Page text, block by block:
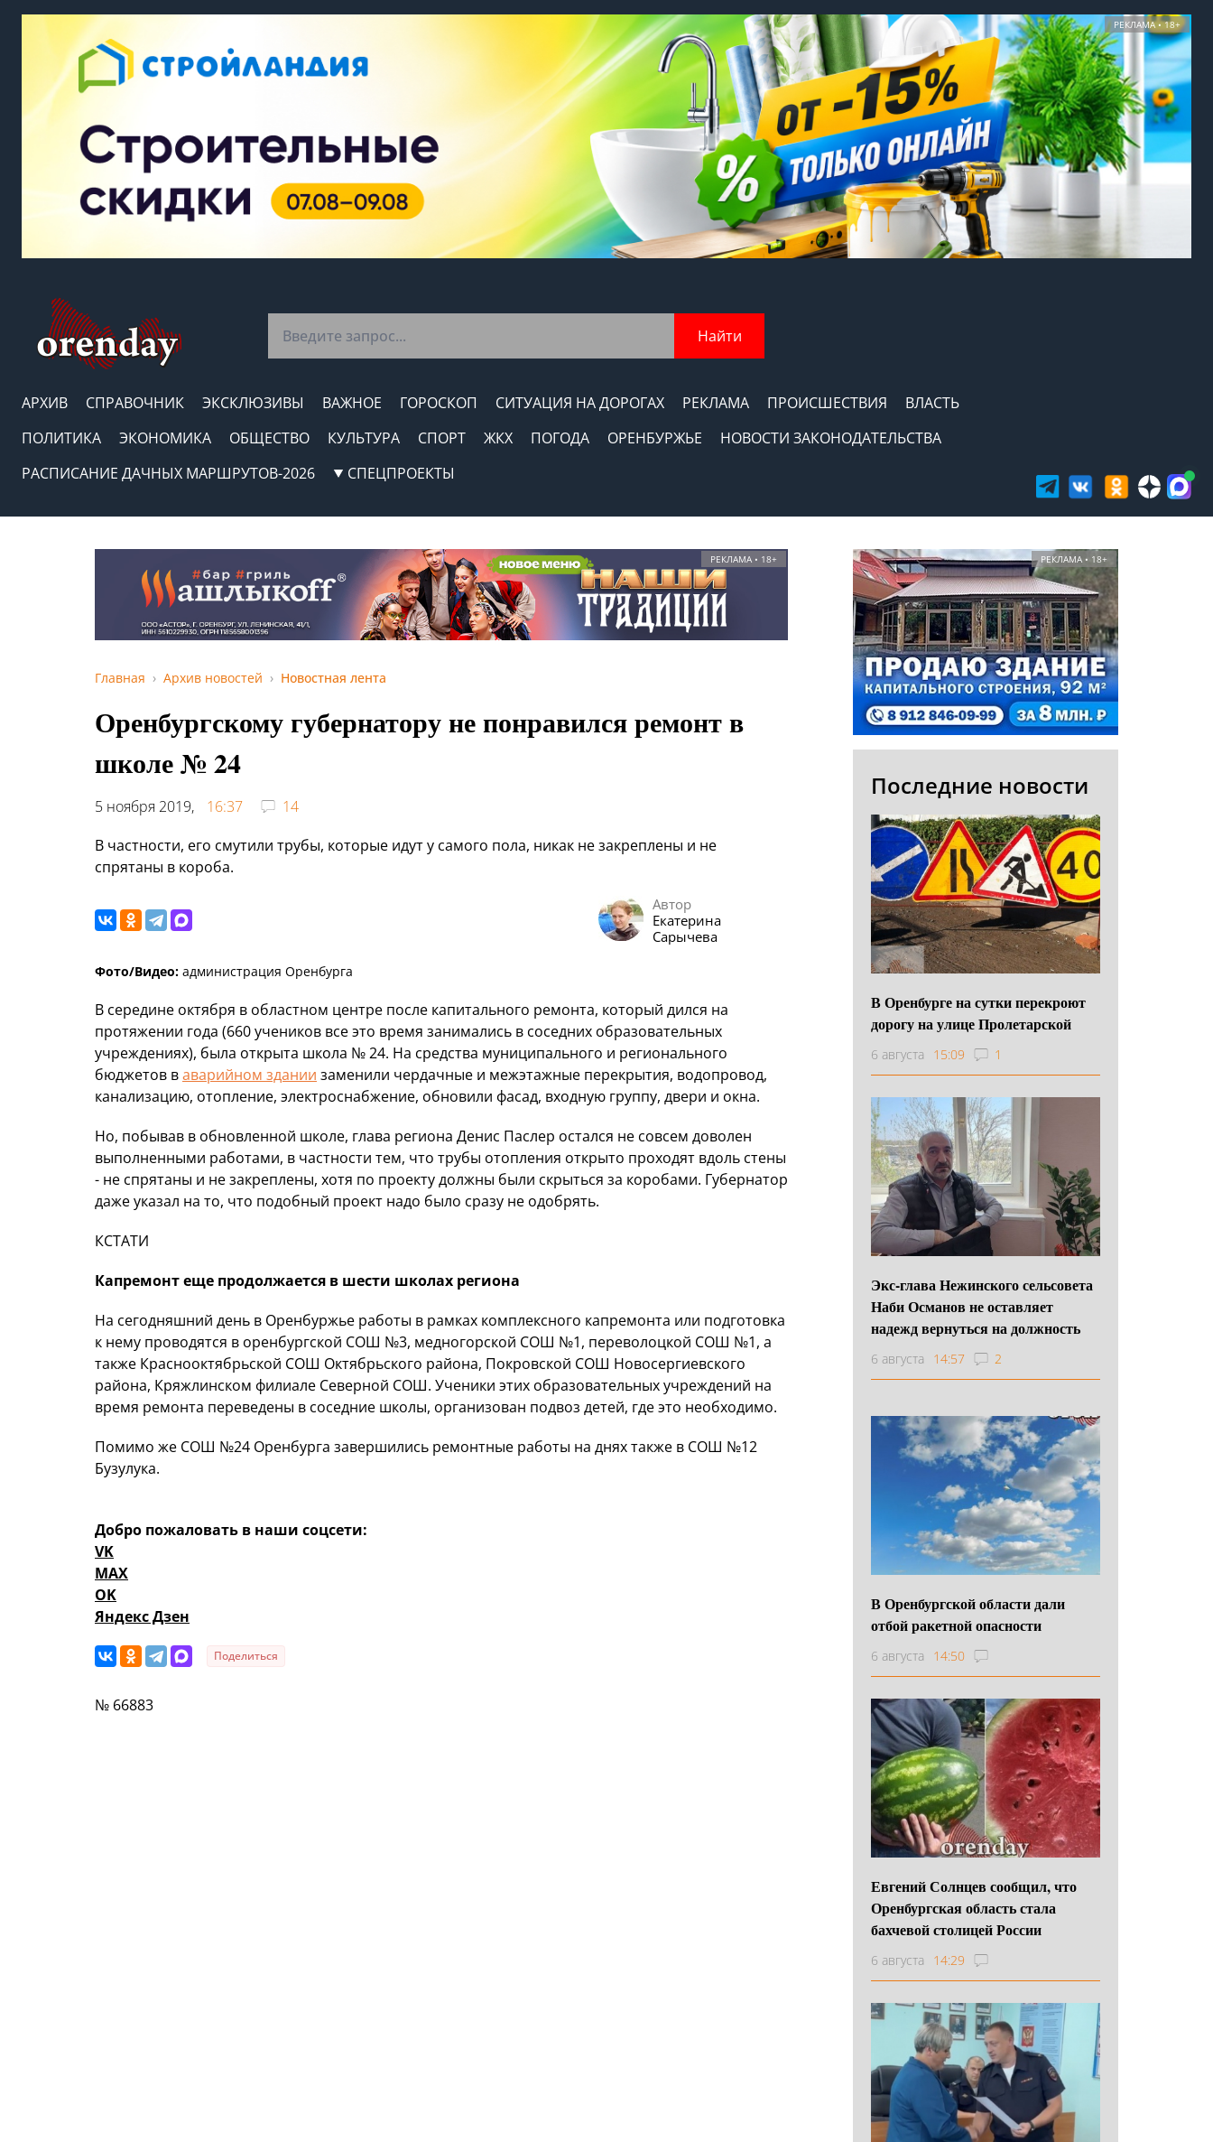
РЕКЛАМА • 18+
Найти
АРХИВ СПРАВОЧНИК ЭКСКЛЮЗИВЫ ВАЖНОЕ ГОРОСКОП СИТУАЦИЯ НА ДОРОГАХ РЕКЛАМА ПРОИСШЕСТВИЯ
ВЛАСТЬ
ПОЛИТИКА
ЭКОНОМИКА ОБЩЕСТВО КУЛЬТУРА СПОРТ ЖКХ ПОГОДА ОРЕНБУРЖЬЕ
НОВОСТИ ЗАКОНОДАТЕЛЬСТВА
РАСПИСАНИЕ ДАЧНЫХ МАРШРУТОВ-2026
СПЕЦПРОЕКТЫ
РЕКЛАМА • 18+
Главная Архив новостей Новостная лента
Оренбургскому губернатору не понравился ремонт в
школе № 24
5 ноября 2019, 16:37
14
В частности, его смутили трубы, которые идут у самого пола, никак не закреплены и не
спрятаны в короба.
Автор
Екатерина
Сарычева
Фото/Видео: администрация Оренбурга
В середине октября в областном центре после капитального ремонта, который дился на
протяжении года (660 учеников все это время занимались в соседних образовательных
учреждениях), была открыта школа № 24. На средства муниципального и регионального
бюджетов ваварийном здании заменили чердачные и межэтажные перекрытия, водопровод,
канализацию, отопление, электроснабжение, обновили фасад, входную группу, двери и окна.
Но, побывав в обновленной школе, глава региона Денис Паслер остался не совсем доволен
выполненными работами, в частности тем, что трубы отопления открыто проходят вдоль стены
- не спрятаны и не закреплены, хотя по проекту должны были скрыться за коробами. Губернатор
даже указал на то, что подобный проект надо было сразу не одобрять.
КСТАТИ
Капремонт еще продолжается в шести школах региона
На сегодняшний день в Оренбуржье работы в рамках комплексного капремонта или подготовка
к нему проводятся в оренбургской СОШ №3, медногорской СОШ №1, переволоцкой СОШ №1, а
также Краснооктябрьской СОШ Октябрьского района, Покровской СОШ Новосергиевского
района, Кряжлинском филиале Северной СОШ. Ученики этих образовательных учреждений на
время ремонта переведены в соседние школы, организован подвоз детей, где это необходимо.
Помимо же СОШ №24 Оренбурга завершились ремонтные работы на днях также в СОШ №12
Бузулука.
Добро пожаловать в наши соцсети:
VK
MAX
OK
Яндекс Дзен
Поделиться
№ 66883
РЕКЛАМА • 18+
Последние новости
В Оренбурге на сутки перекроют
дорогу на улице Пролетарской
6 августа 15:09 1
Экс-глава Нежинского сельсовета
Наби Османов не оставляет
надежд вернуться на должность
6 августа 14:57 2
В Оренбургской области дали
отбой ракетной опасности
6 августа 14:50
Евгений Солнцев сообщил, что
Оренбургская область стала
бахчевой столицей России
6 августа 14:29